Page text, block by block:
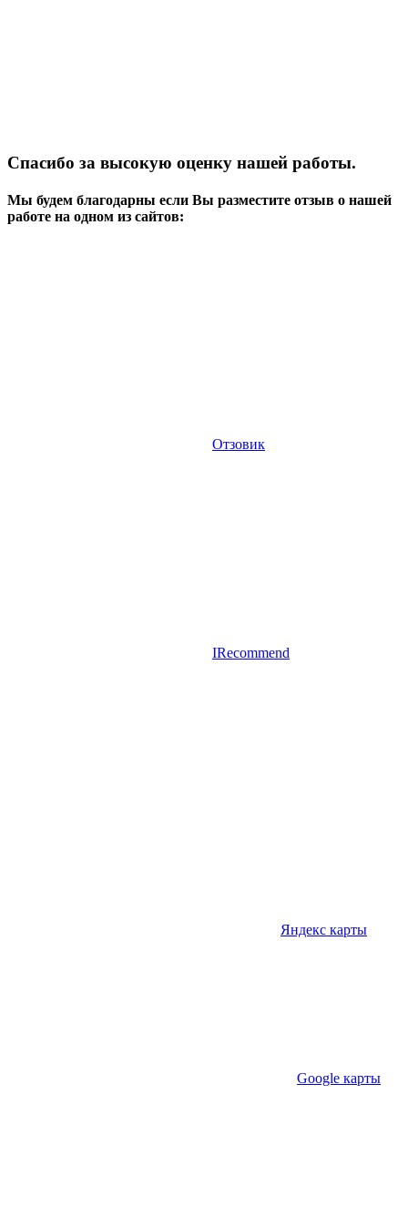
Спасибо за высокую оценку нашей работы.
Мы будем благодарны если Вы разместите отзыв о нашей
работе на одном из сайтов:
Отзовик
IRecommend
Яндекс карты
Google карты